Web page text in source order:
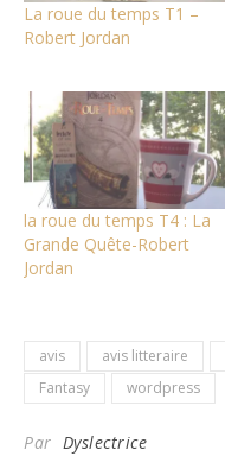
La roue du temps T1 –
Robert Jordan
la roue du temps T4 : La
Grande Quête-Robert
Jordan
avis avis litteraire
Fantasy
wordpress
Par Dyslectrice